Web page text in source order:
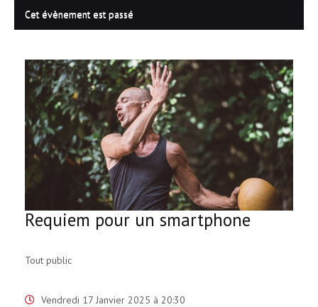
Cet évènement est passé
Requiem pour un smartphone
Tout public
Vendredi 17 Janvier 2025 à 20:30